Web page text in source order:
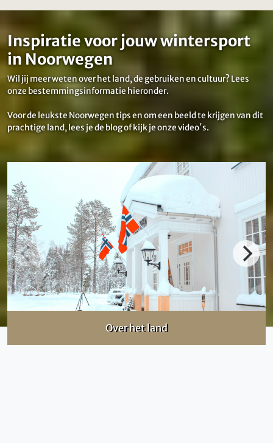
Inspiratie voor jouw wintersport
in Noorwegen
Wil jij meer weten over het land, de gebruiken en cultuur? Lees
onze bestemmingsinformatie hieronder.
Voor de leukste Noorwegen tips en om een beeld te krijgen van dit
prachtige land, lees je de blog of kijk je onze video′s.
Over het land